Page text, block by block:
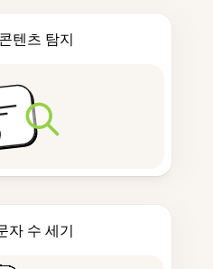
텐츠 탐지
자 수 세기